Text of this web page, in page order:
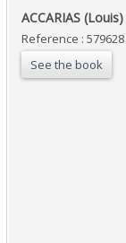
‎ACCARIAS (Louis)‎
Reference : 579628
See the book